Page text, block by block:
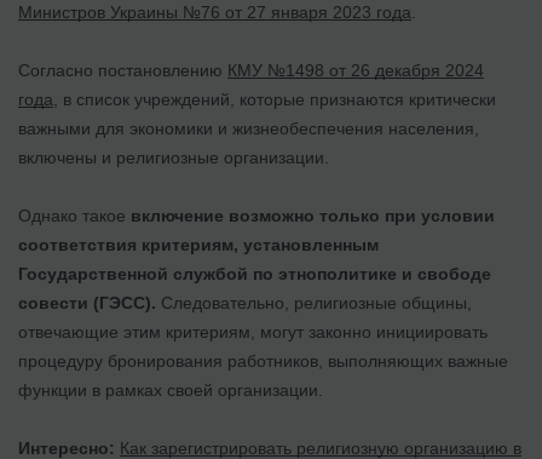
Министров Украины №76 от 27 января 2023 года
Согласно постановлению КМУ №1498 от 26 декабря 2024
года , в список учреждений, которые признаются критически
важными для экономики и жизнеобеспечения населения,
включены и религиозные организации.
Однако такое включение возможно только при условии
соответствия критериям, установленным
Государственной службой по этнополитике и свободе
совести (ГЭСС). Следовательно, религиозные общины,
отвечающие этим критериям, могут законно инициировать
процедуру бронирования работников, выполняющих важные
функции в рамках своей организации.
Интересно: Как зарегистрировать религиозную организацию в